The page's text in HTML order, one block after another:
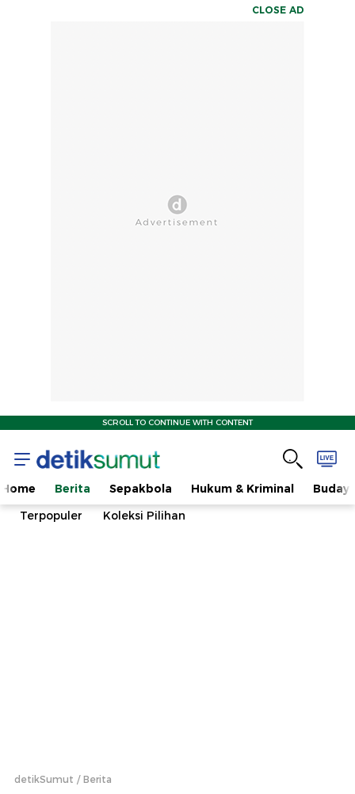
CLOSE AD
SCROLL TO CONTINUE WITH CONTENT
Home Berita Sepakbola Hukum & Kriminal
Terpopuler
Koleksi Pilihan
detikSumut Berita